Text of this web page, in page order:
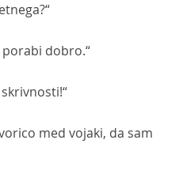
porabi dobro.“
med vojaki, da sam